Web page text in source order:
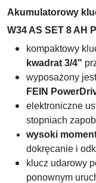
Akumulatorowy
W34 AS SET 8 AH
kompaktowy
kwadrat 3/4"
wyposażony
FEIN
elektroniczne
stopniach
wysoki
dokręcanie i
klucz udarowy
ponownym